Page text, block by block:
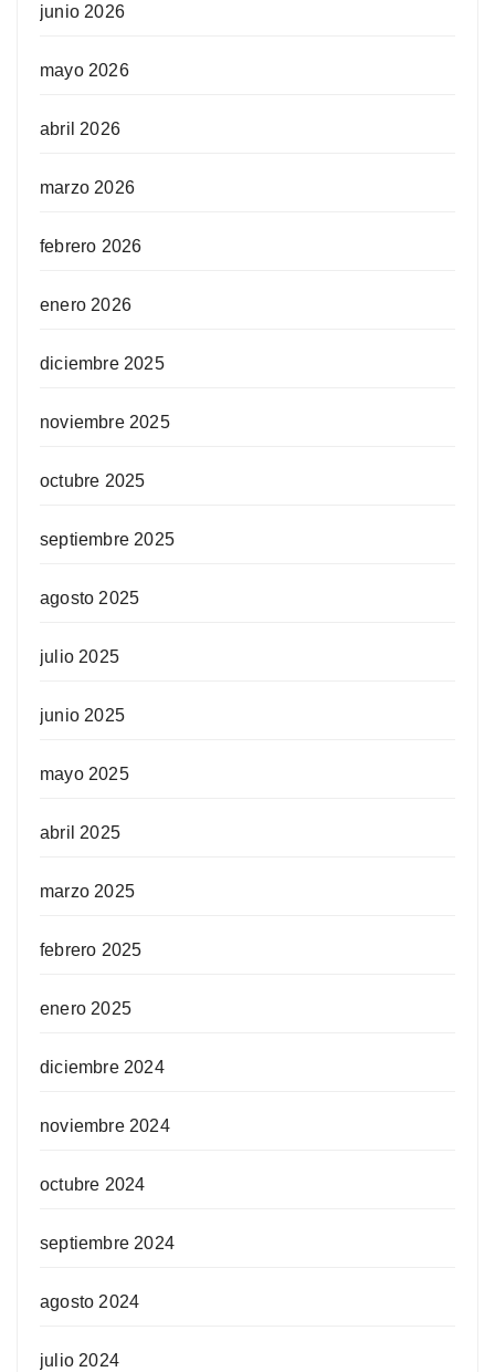
junio 2026
mayo 2026
abril 2026
marzo 2026
febrero 2026
enero 2026
diciembre 2025
noviembre 2025
octubre 2025
septiembre 2025
agosto 2025
julio 2025
junio 2025
mayo 2025
abril 2025
marzo 2025
febrero 2025
enero 2025
diciembre 2024
noviembre 2024
octubre 2024
septiembre 2024
agosto 2024
julio 2024